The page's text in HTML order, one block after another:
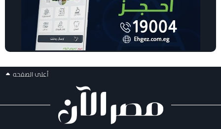
أعلى الصفحه